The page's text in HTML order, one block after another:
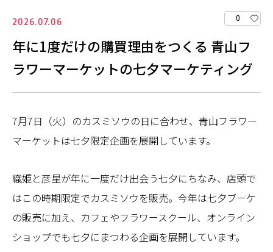
2026.07.06 0
年に1度だけの購買理由をつくる 青山フ
ラワーマーケットの七夕マーケティング
7月7日（火）のカスミソウの日に合わせ、青山フラワー
マーケットは七夕限定企画を展開しています。
織姫と彦星が年に一度だけ出会う七夕にちなみ、店頭で
はこの時期限定でカスミソウを販売。今年は七夕ブーケ
の販売に加え、カフェやフラワースクール、オンライン
ショップでも七夕にまつわる企画を展開しています。